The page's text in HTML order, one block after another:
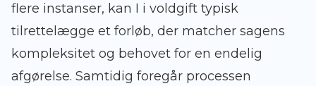
flere instanser, kan I i voldgift typisk
tilrettelægge et forløb, der matcher sagens
kompleksitet og behovet for en endelig
afgørelse. Samtidig foregår processen